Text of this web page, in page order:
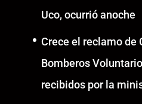
Uco, ocurrió anoche
Crece el reclamo de
Bomberos
recibidos por la